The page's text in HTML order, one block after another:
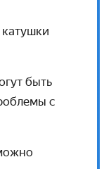
быть
с